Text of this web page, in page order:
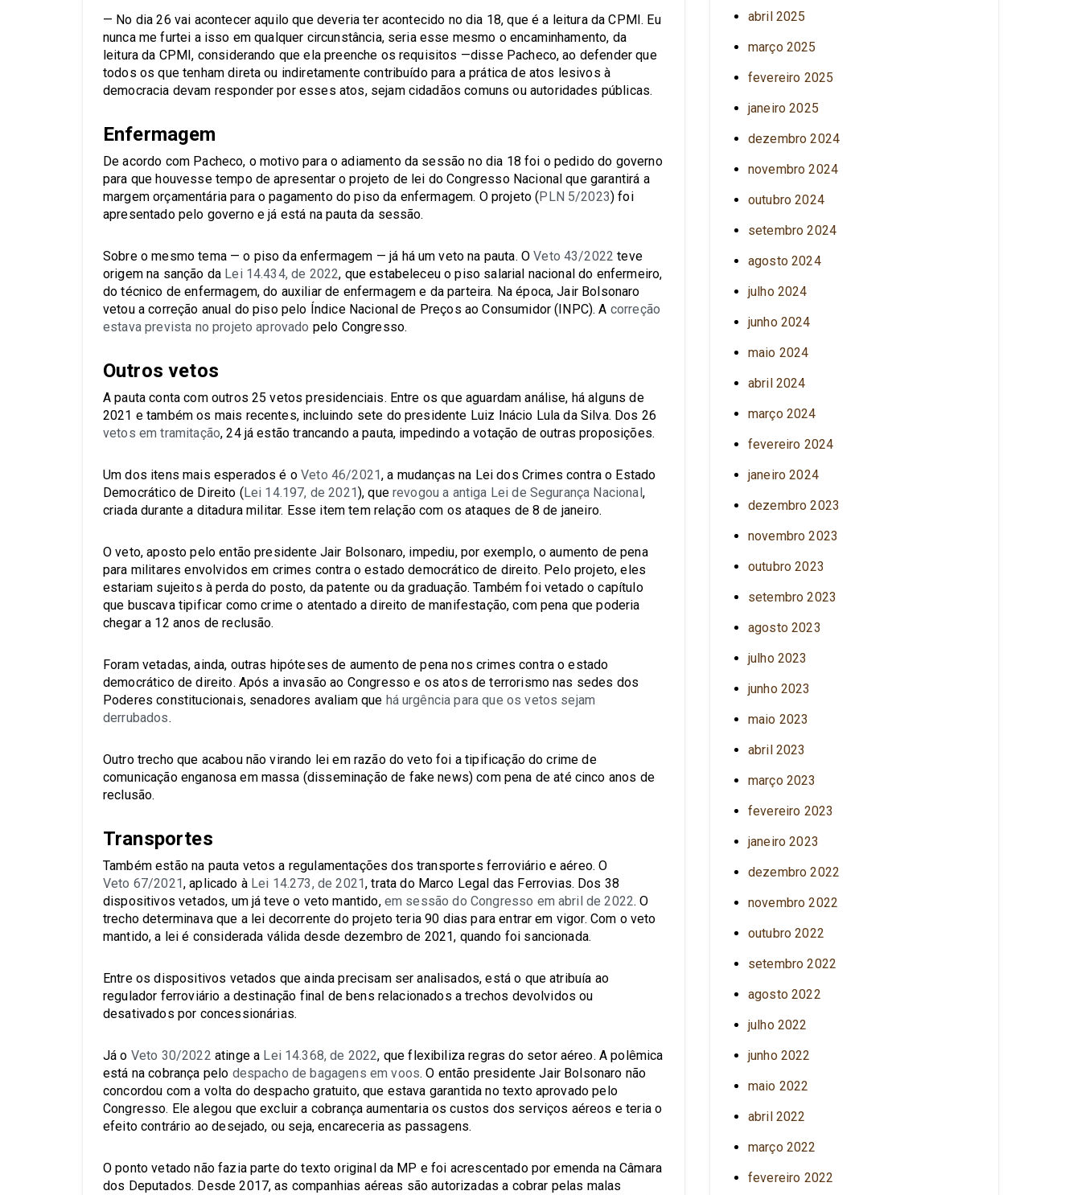
— No dia 26 vai acontecer aquilo que deveria ter acontecido no dia 18, que é a leitura da CPMI. Eu
nunca me furtei a isso em qualquer circunstância, seria esse mesmo o encaminhamento, da
leitura da CPMI, considerando que ela preenche os requisitos —disse Pacheco, ao defender que
todos os que tenham direta ou indiretamente contribuído para a prática de atos lesivos à
democracia devam responder por esses atos, sejam cidadãos comuns ou autoridades públicas.
Enfermagem
De acordo com Pacheco, o motivo para o adiamento da sessão no dia 18 foi o pedido do governo
para que houvesse tempo de apresentar o projeto de lei do Congresso Nacional que garantirá a
margem orçamentária para o pagamento do piso da enfermagem. O projeto (PLN 5/2023) foi
apresentado pelo governo e já está na pauta da sessão.
Sobre o mesmo tema — o piso da enfermagem — já há um veto na pauta. OVeto 43/2022 teve
origem na sanção da Lei 14.434, de 2022, que estabeleceu o piso salarial nacional do enfermeiro,
do técnico de enfermagem, do auxiliar de enfermagem e da parteira. Na época, Jair Bolsonaro
vetou a correção anual do piso pelo Índice Nacional de Preços ao Consumidor (INPC). A correção
estava prevista no projeto aprovado pelo Congresso.
Outros vetos
A pauta conta com outros 25 vetos presidenciais. Entre os que aguardam análise, há alguns de
2021 e também os mais recentes, incluindo sete do presidente Luiz Inácio Lula da Silva. Dos 26
vetos em tramitação, 24 já estão trancando a pauta, impedindo a votação de outras proposições.
Um dos itens mais esperados é oVeto 46/2021, a mudanças na Lei dos Crimes contra o Estado
Democrático de Direito (Lei 14.197, de 2021), querevogou a antiga Lei de Segurança Nacional,
criada durante a ditadura militar. Esse item tem relação com os ataques de 8 de janeiro.
O veto, aposto pelo então presidente Jair Bolsonaro, impediu, por exemplo, o aumento de pena
para militares envolvidos em crimes contra o estado democrático de direito. Pelo projeto, eles
estariam sujeitos à perda do posto, da patente ou da graduação. Também foi vetado o capítulo
que buscava tipificar como crime o atentado a direito de manifestação, com pena que poderia
chegar a 12 anos de reclusão.
Foram vetadas, ainda, outras hipóteses de aumento de pena nos crimes contra o estado
democrático de direito. Após a invasão ao Congresso e os atos de terrorismo nas sedes dos
Poderes constitucionais, senadores avaliam que há urgência para que os vetos sejam
derrubados.
Outro trecho que acabou não virando lei em razão do veto foi a tipificação do crime de
comunicação enganosa em massa (disseminação de fake news) com pena de até cinco anos de
reclusão.
Transportes
Também estão na pauta vetos a regulamentações dos transportes ferroviário e aéreo. O
Veto 67/2021, aplicado à Lei 14.273, de 2021, trata do Marco Legal das Ferrovias. Dos 38
dispositivos vetados, um já teve o veto mantido,em sessão do Congresso em abril de 2022. O
trecho determinava que a lei decorrente do projeto teria 90 dias para entrar em vigor. Com o veto
mantido, a lei é considerada válida desde dezembro de 2021, quando foi sancionada.
Entre os dispositivos vetados que ainda precisam ser analisados, está o que atribuía ao
regulador ferroviário a destinação final de bens relacionados a trechos devolvidos ou
desativados por concessionárias.
Já o Veto 30/2022 atinge a Lei 14.368, de 2022, que flexibiliza regras do setor aéreo. A polêmica
está na cobrança pelo despacho de bagagens em voos. O então presidente Jair Bolsonaro não
concordou com a volta do despacho gratuito, que estava garantida no texto aprovado pelo
Congresso. Ele alegou que excluir a cobrança aumentaria os custos dos serviços aéreos e teria o
efeito contrário ao desejado, ou seja, encareceria as passagens.
O ponto vetado não fazia parte do texto original da MP e foi acrescentado por emenda na Câmara
dos Deputados. Desde 2017, as companhias aéreas são autorizadas a cobrar pelas malas
abril 2025
março 2025
fevereiro 2025
janeiro 2025
dezembro 2024
novembro 2024
outubro 2024
setembro 2024
agosto 2024
julho 2024
junho 2024
maio 2024
abril 2024
março 2024
fevereiro 2024
janeiro 2024
dezembro 2023
novembro 2023
outubro 2023
setembro 2023
agosto 2023
julho 2023
junho 2023
maio 2023
abril 2023
março 2023
fevereiro 2023
janeiro 2023
dezembro 2022
novembro 2022
outubro 2022
setembro 2022
agosto 2022
julho 2022
junho 2022
maio 2022
abril 2022
março 2022
fevereiro 2022